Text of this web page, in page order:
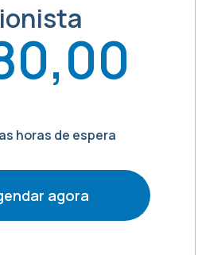
horas de espera
agora